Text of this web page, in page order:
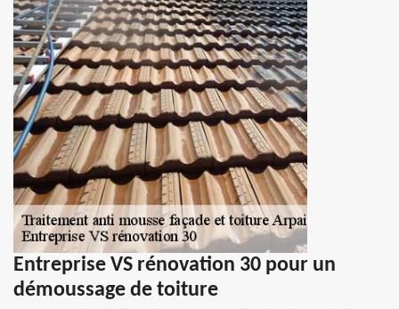
Entreprise VS rénovation 30 pour un
démoussage de toiture